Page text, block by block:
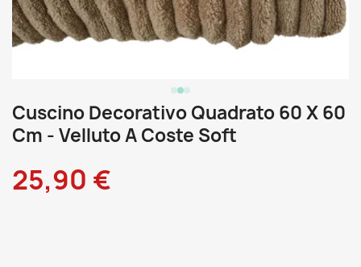
Cuscino Decorativo Quadrato 60 X 60
Cm - Velluto A Coste Soft
25,90 €